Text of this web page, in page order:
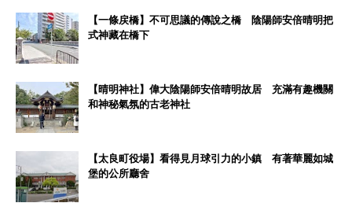
【一條戻橋】不可思議的傳說之橋 陰陽師安倍晴明把
式神藏在橋下
【晴明神社】偉大陰陽師安倍晴明故居 充滿有趣機關
和神秘氣氛的古老神社
【太良町役場】看得見月球引力的小鎮 有著華麗如城
堡的公所廳舍